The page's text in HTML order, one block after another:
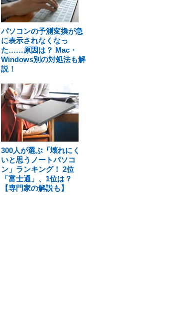
パソコンの予測変換が急
に表示されなくなっ
た……原因は？ Mac・
Windows別の対処法も解
説！
300人が選ぶ「壊れにく
いと思うノートパソコ
ン」ランキング！ 2位
「富士通」、1位は？
【専門家の解説も】